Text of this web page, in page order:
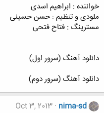
خواننده : ابراهیم اسدی
ملودی و تنظیم : حسن حسینی
مسترینگ : فتاح فتحی
دانلود آهنگ (سرور اول)
دانلود آهنگ (سرور دوم)
nima-sd
Oct 3, 2013